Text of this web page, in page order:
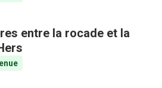
entre la rocade et la